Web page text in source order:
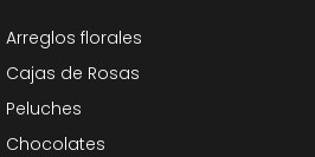
Arreglos florales
Cajas de Rosas
Peluches
Chocolates